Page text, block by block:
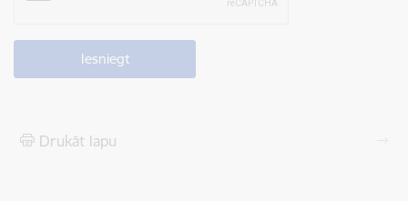
Drukāt lapu